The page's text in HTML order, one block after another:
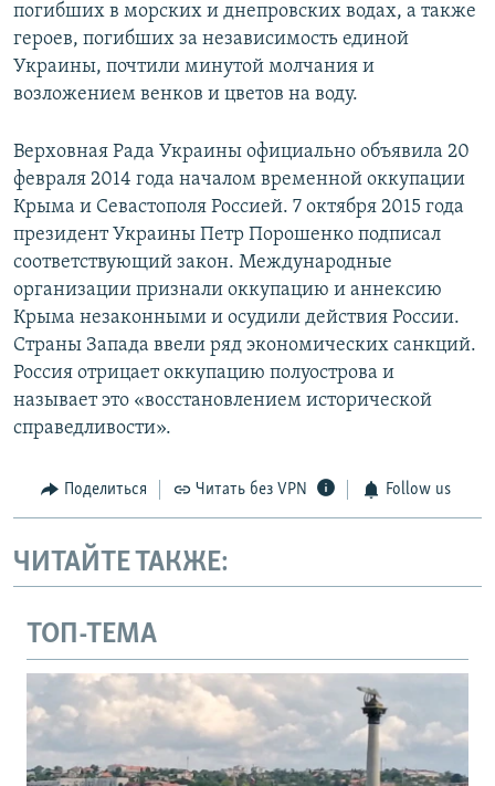
погибших в морских и днепровских водах, а также
героев, погибших за независимость единой
Украины, почтили минутой молчания и
возложением венков и цветов на воду.
Верховная Рада Украины официально объявила 20
февраля 2014 года началом временной оккупации
Крыма и Севастополя Россией. 7 октября 2015 года
президент Украины Петр Порошенко подписал
соответствующий закон. Международные
организации признали оккупацию и аннексию
Крыма незаконными и осудили действия России.
Страны Запада ввели ряд экономических санкций.
Россия отрицает оккупацию полуострова и
называет это «восстановлением исторической
справедливости».
Поделиться Читать без VPN Follow us
ЧИТАЙТЕ ТАКЖЕ:
ТОП-ТЕМА